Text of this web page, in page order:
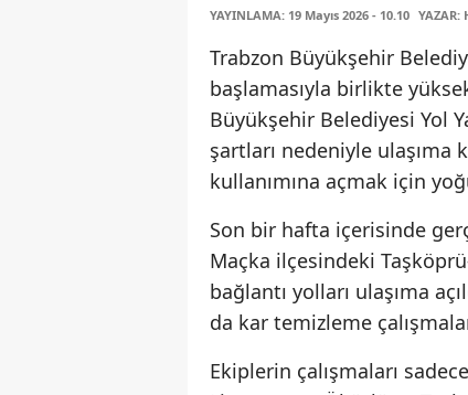
YAYINLAMA: 19 Mayıs 2026 - 10.10 YAZAR:
Trabzon Büyükşehir
başlamasıyla birlikte
Büyükşehir Belediyesi Yol
şartları nedeniyle ulaşıma
kullanımına açmak için
Son bir hafta içerisinde
Maçka ilçesindeki
bağlantı yolları ulaşıma
da kar temizleme
Ekiplerin çalışmaları